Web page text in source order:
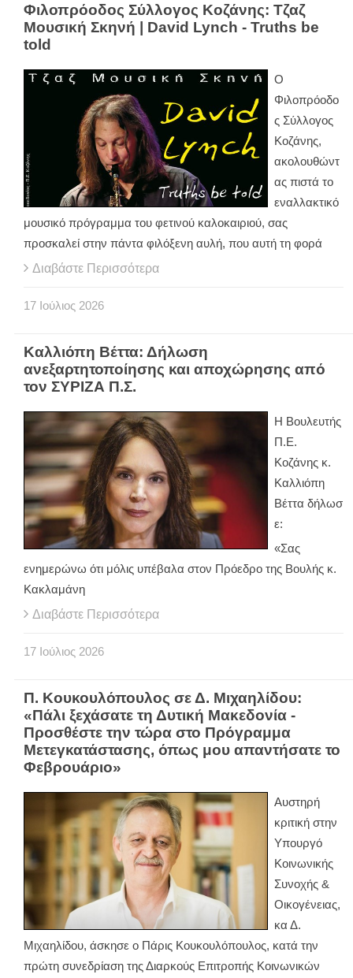
Φιλοπρόοδος Σύλλογος Κοζάνης: Τζαζ
Μουσική Σκηνή | David Lynch - Truths be
told
Ο
Φιλοπρόοδο
ς Σύλλογος
Κοζάνης,
ακολουθώντ
ας πιστά το
εναλλακτικό
μουσικό πρόγραμμα του φετινού καλοκαιριού, σας
προσκαλεί στην πάντα φιλόξενη αυλή, που αυτή τη φορά
Διαβάστε Περισσότερα
17 Ιούλιος 2026
Καλλιόπη Βέττα: Δήλωση
ανεξαρτητοποίησης και αποχώρησης από
τον ΣΥΡΙΖΑ Π.Σ.
Η Βουλευτής
Π.Ε.
Κοζάνης κ.
Καλλιόπη
Βέττα δήλωσ
ε:
«Σας
ενημερώνω ότι μόλις υπέβαλα στον Πρόεδρο της Βουλής κ.
Κακλαμάνη
Διαβάστε Περισσότερα
17 Ιούλιος 2026
Π. Κουκουλόπουλος σε Δ. Μιχαηλίδου:
«Πάλι ξεχάσατε τη Δυτική Μακεδονία -
Προσθέστε την τώρα στο Πρόγραμμα
Μετεγκατάστασης, όπως μου απαντήσατε το
Φεβρουάριο»
Αυστηρή
κριτική στην
Υπουργό
Κοινωνικής
Συνοχής &
Οικογένειας,
κα Δ.
Μιχαηλίδου, άσκησε ο Πάρις Κουκουλόπουλος, κατά την
πρώτη συνεδρίαση της Διαρκούς Επιτροπής Κοινωνικών